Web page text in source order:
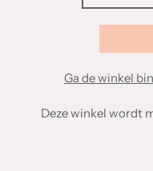
Ga de winkel
Deze winkel wordt